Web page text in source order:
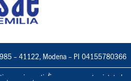
985 – 41122, Modena – PI 04155780366
riservati. È espressamente vietata la